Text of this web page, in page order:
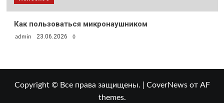
Как пользоваться микронаушником
admin 23.06.2026 0
Copyright © Все права защищены. CoverNewsот AF
themes.